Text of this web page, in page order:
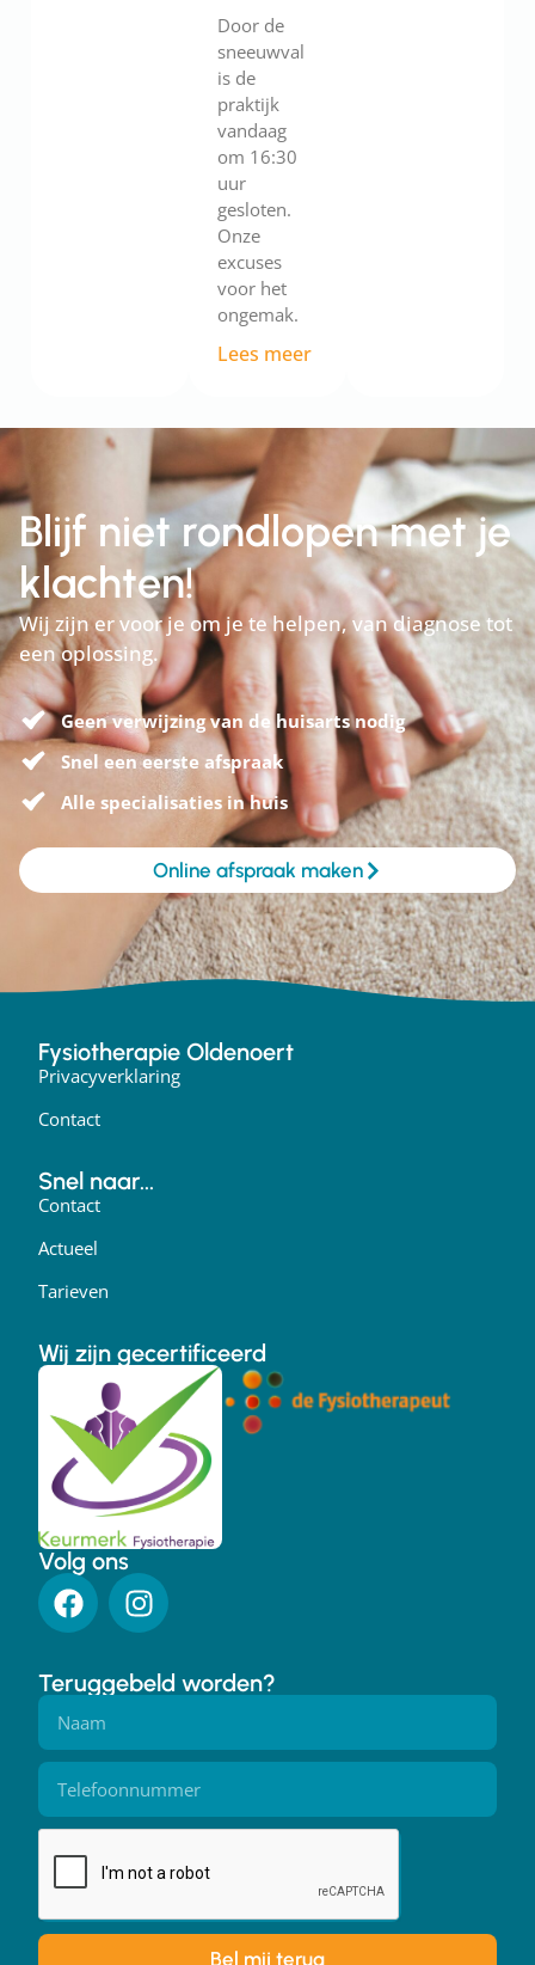
Door de
sneeuwval
is de
praktijk
vandaag
om 16:30
uur
gesloten.
Onze
excuses
voor het
ongemak.
Lees meer
Blijf niet rondlopen met je
klachten!
Wij zijn er voor je om je te helpen, van diagnose tot
een oplossing.
Geen verwijzing van de huisarts nodig
Snel een eerste afspraak
Alle specialisaties in huis
Online afspraak maken
Fysiotherapie Oldenoert
Privacyverklaring
Contact
Snel naar...
Contact
Actueel
Tarieven
Wij zijn gecertificeerd
Volg ons
Teruggebeld worden?
Bel mij terug